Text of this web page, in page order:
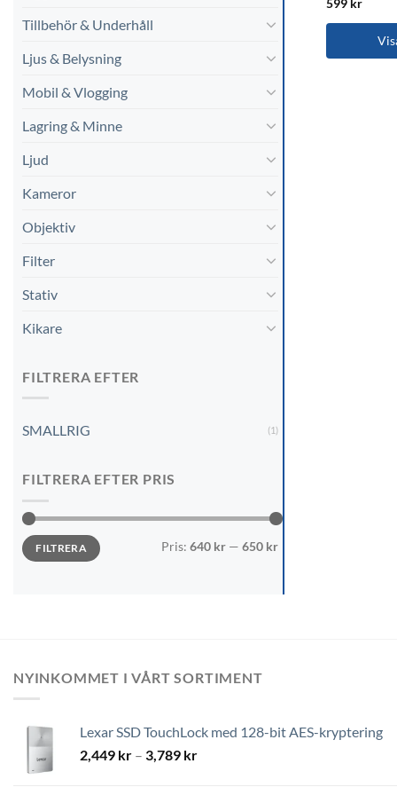
Tillbehör & Underhåll
Ljus & Belysning
Mobil & Vlogging
Lagring & Minne
Ljud
Kameror
Objektiv
Filter
Stativ
Kikare
FILTRERA EFTER
SMALLRIG (1)
FILTRERA EFTER PRIS
Min
pris
Max
prisFILTRERA Pris: 640 kr — 650 kr
NYINKOMMET I VÅRT SORTIMENT
Lexar SSD TouchLock med 128-bit AES-kryptering
2,449 kr – 3,789 krPrisintervall: